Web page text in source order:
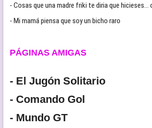
- Cosas que una madre friki te diria que hicieses…
- Mi mamá piensa que soy un bicho raro
PÁGINAS AMIGAS
- El Jugón Solitario
- Comando Gol
- Mundo GT